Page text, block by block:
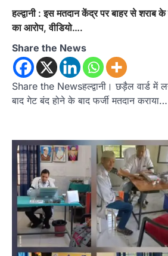
हल्द्वानी : इस मतदान केंद्र पर बाहर से शराब के
का आरोप, वीडियो….
Share the News
Share the Newsहल्द्वानी। छड़ैल वार्ड में
बाद गेट बंद होने के बाद फर्जी मतदान कराया…
अल्मोड़ा उत्तराखण्ड
रानीखेत में शिक्षा-
कांग्रेस का गुस्सा,
फूंका
Admin August
भतरोजखान में कांग्रेस का